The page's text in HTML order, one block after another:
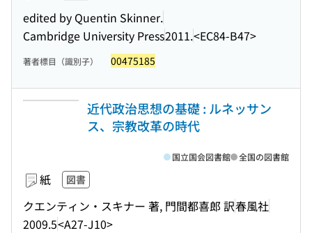
edited by Quentin Skinner.
Cambridge University Press2011.<EC84-B47>
著者標目（識別子） 00475185
近代政治思想の基礎 : ルネッサン
ス、宗教改革の時代
紙 図書
クエンティン・スキナー 著, 門間都喜郎 訳春風社
2009.5<A27-J10>
国立国会図書館 全国の図書館